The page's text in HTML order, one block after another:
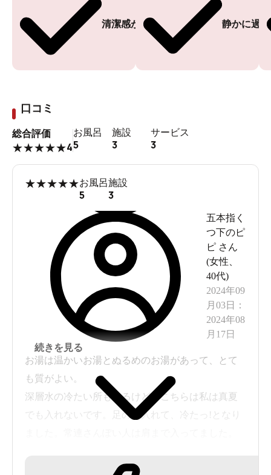
清潔感がある 静かに過
口コミ
総合評価
★★★★★4
お風呂
5
施設
3
サービス
3
★★★★★お風呂
5
施設
3
五本指く
つ下のピ
ピ さん
(女性
40代)
2024年09
月03日
：
2024年08
月17日
お湯は温かいお湯とぬるめのお湯があって、とて
も質がよい。
深層水の冷たい所もあるけど、こちらは私は真夏
でも入れないです。足のみ入れて、冷たっ!となり
てしまいそうだったので、今回は駆け込み入浴で
続きを見る